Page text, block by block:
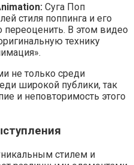
Суга Поп
стиля поппинга и его
переоценить. В этом видео
технику
не только среди
широкой публики, так
и неповторимость этого
стилем и